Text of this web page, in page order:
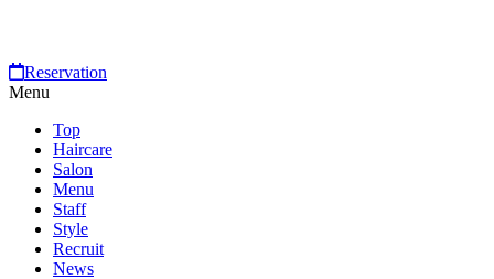
Reservation
Menu
Top
Haircare
Salon
Menu
Staff
Style
Recruit
News